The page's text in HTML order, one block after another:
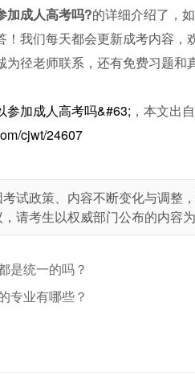
加成人高考吗?的详细介绍了，
我们每天都会更新成考内容，
径老师联系，还有免费习题和
参加成人高考吗&#63; ，本文出自
cjwt/24607
考试政策、内容不断变化与调整
请考生以权威部门公布的内容为
是统一的吗？
专业有哪些？